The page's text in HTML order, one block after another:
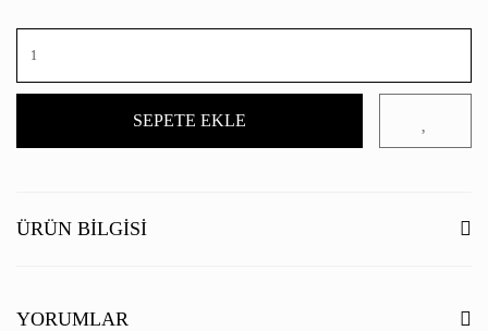
SEPETE EKLE
ÜRÜN BILGISI
YORUMLAR